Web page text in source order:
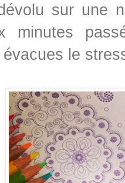
sur une
minutes
le